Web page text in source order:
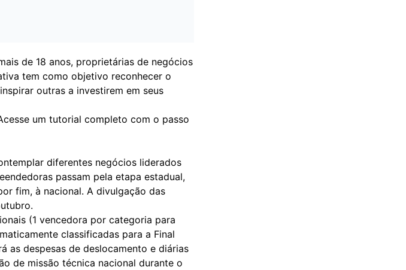
de 18 anos, proprietárias de negócios
tem como objetivo reconhecer o
outras a investirem em seus
um tutorial completo com o passo
diferentes negócios liderados
passam pela etapa estadual,
fim, à nacional. A divulgação das
(1 vencedora por categoria para
classificadas para a Final
as despesas de deslocamento e diárias
de missão técnica nacional durante o